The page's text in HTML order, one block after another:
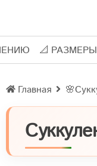
📐
Главная